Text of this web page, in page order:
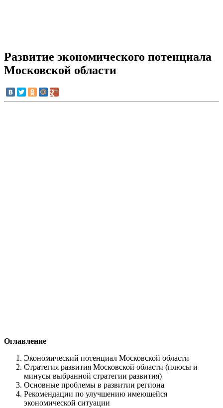
Развитие экономического потенциала
Московской области
Оглавление
Экономический потенциал Московской области
Стратегия развития Московской области (плюсы и
минусы выбранной стратегии развития)
Основные проблемы в развитии региона
Рекомендации по улучшению имеющейся
экономической ситуации